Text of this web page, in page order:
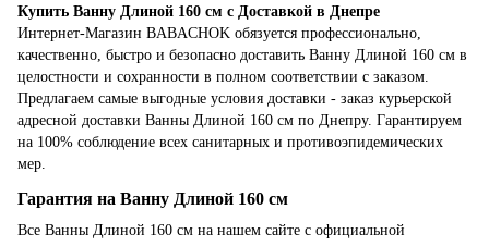
Купить Ванну Длиной 160 см с Доставкой в Днепре
Интернет-Магазин BABACHOK обязуется профессионально,
качественно, быстро и безопасно доставить Ванну Длиной 160 см в
целостности и сохранности в полном соответствии с заказом.
Предлагаем самые выгодные условия доставки - заказ курьерской
адресной доставки Ванны Длиной 160 см по Днепру. Гарантируем
на 100% соблюдение всех санитарных и противоэпидемических
мер.
Гарантия на Ванну Длиной 160 см
Все Ванны Длиной 160 см на нашем сайте с официальной